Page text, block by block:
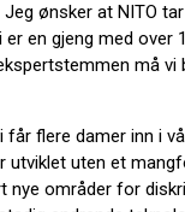
ønsker at NITO
en gjeng med over
må vi
får flere damer inn i
utviklet uten et
nye områder for